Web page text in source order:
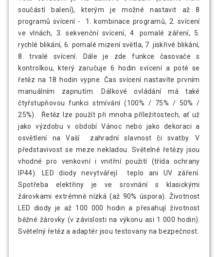
součástí balení), kterým je možné nastavit až 8
programů svícení - 1. kombinace programů, 2. svícení
ve vlnách, 3. sekvenční svícení, 4. pomalé záření, 5.
rychlé blikání, 6. pomalé mizení světla, 7. jiskřivé blikání,
8. trvalé svícení. Dále je zde funkce časovače s
kontrolkou, který zaručuje 6 hodin svícení a poté se
řetěz na 18 hodin vypne. Čas svícení nastavíte prvním
manuálním zapnutím. Dálkové ovládání má také
čtyřstupňovou funkci stmívání (100% / 75% / 50% /
25%). Řetěz lze použít při mnoha příležitostech, ať už
jako výzdobu v období Vánoc nebo jako dekoraci a
osvětlení na Vaší zahradní slavnost či svatby. V
představivost se meze nekladou. Světelné řetězy jsou
vhodné pro venkovní i vnitřní použití (třída ochrany
IP44). LED diody nevytvářejí teplo ani UV záření.
Spotřeba elektřiny je ve srovnání s klasickými
žárovkami extrémně nízká (až 90% úspora). Životnost
LED diody je až 100 000 hodin a přesahují životnost
běžné žárovky (v závislosti na výkonu asi 1 000 hodin).
Světelný řetěz a adaptér jsou testovany na bezpečnost.